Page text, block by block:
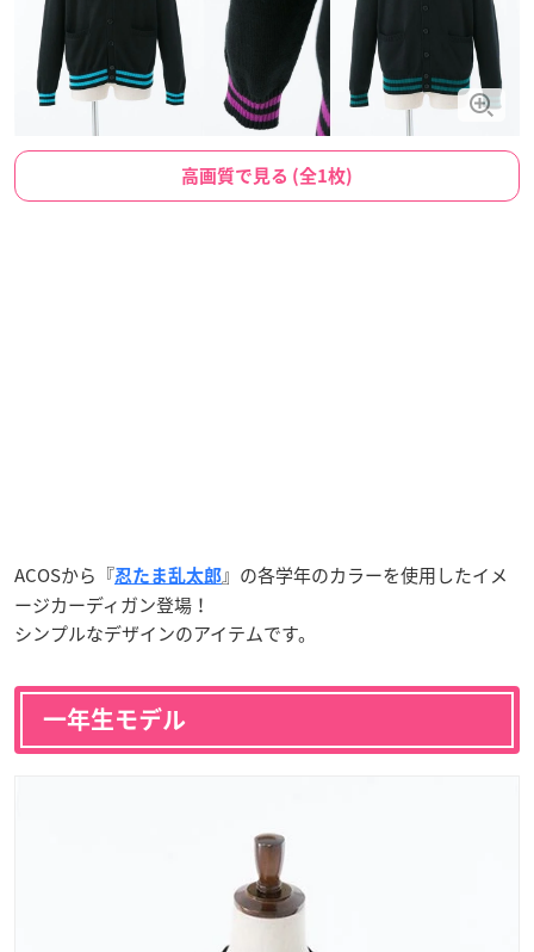
高画質で見る (全1枚)
ACOSから『忍たま乱太郎』の各学年のカラーを使用したイメ
ージカーディガン登場！
シンプルなデザインのアイテムです。
一年生モデル